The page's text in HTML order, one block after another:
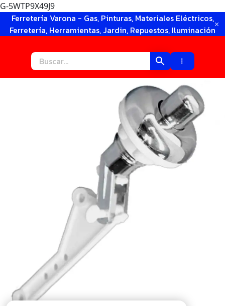
G-5WTP9X49J9
Ferretería Varona - Gas, Pinturas, Materiales Eléctricos,
Ferretería, Herramientas, Jardin, Repuestos, Iluminación